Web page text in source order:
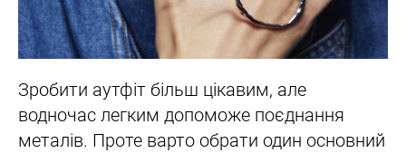
Зробити аутфіт більш цікавим, але
водночас легким допоможе поєднання
металів. Проте варто обрати один основний